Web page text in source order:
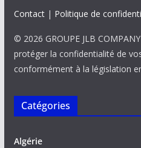
Contact| Politique de
© 2026 GROUPE JLB
protéger la confidentialité de
conformément à la législation
Catégories
Algérie